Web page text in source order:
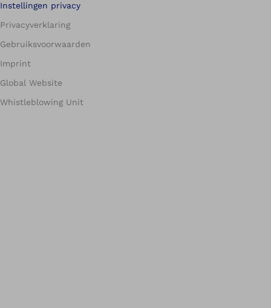
Instellingen privacy
Privacyverklaring
Gebruiksvoorwaarden
Imprint
Global Website
Whistleblowing Unit